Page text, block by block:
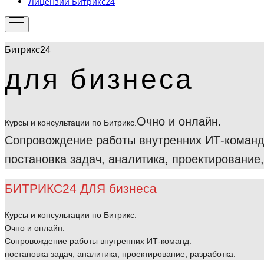
Битрикс24
для бизнеса
Курсы и консультации по Битрикс. Очно и онлайн.
Сопровождение работы внутренних ИТ-
постановка задач, аналитика,
БИТРИКС24 ДЛЯ бизнеса
Курсы и консультации по Битрикс.
Очно и онлайн.
Сопровождение работы внутренних ИТ-команд:
постановка задач, аналитика, проектирование, разработка.